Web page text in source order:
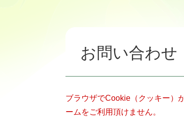
お問い合わせ
ブラウザでCookie（クッキー）
ームをご利用頂けません。